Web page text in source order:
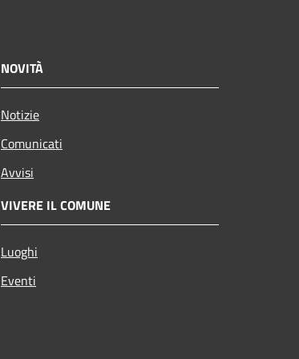
NOVITÀ
Notizie
Comunicati
Avvisi
VIVERE IL COMUNE
Luoghi
Eventi